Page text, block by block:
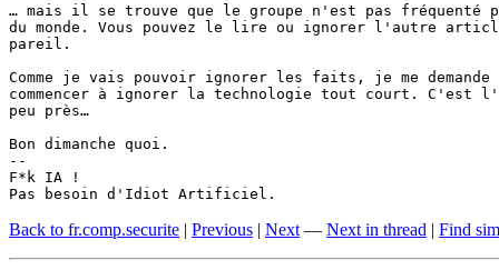
… mais il se trouve que le groupe n'est pas fréquenté
du monde. Vous pouvez le lire ou ignorer l'autre
pareil.
Comme je vais pouvoir ignorer les faits, je me
commencer à ignorer la technologie tout court. C'est
peu près…
Bon dimanche quoi.
--
F*k IA !
Pas besoin d'Idiot Artificiel.
Back to fr.comp.securite | Previous | Next — Next in thread | Find